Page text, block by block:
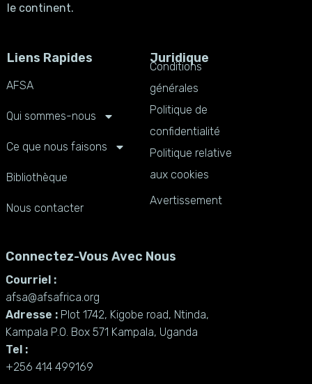
le continent.
Liens Rapides
AFSA
Qui sommes-nous
Ce que nous faisons
Bibliothèque
Nous contacter
Juridique
Conditions
générales
Politique de
confidentialité
Politique relative
aux cookies
Avertissement
Connectez-Vous Avec Nous
Courriel :
afsa@afsafrica.org
Adresse : Plot 1742, Kigobe road, Ntinda,
Kampala P.O. Box 571 Kampala, Uganda
Tel :
+256 414 499169